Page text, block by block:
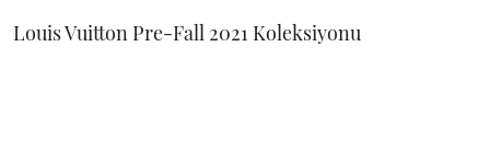
Louis Vuitton Pre-Fall 2021 Koleksiyonu